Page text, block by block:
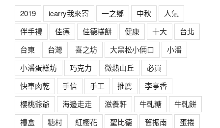
2019 icarry我來寄 一之鄉 中秋
人氣
伴手禮
佳德 佳德糕餅 健康 十大
台北
台東
台灣 喜之坊 大黑松小倆口
小潘
小潘蛋糕坊
巧克力 微熱山丘
必買
快車肉乾
手信 手工 推薦
李亭香
櫻桃爺爺
海邊走走 滋養軒 牛軋糖
牛軋餅
禮盒
糖村 紅櫻花 聖比德 舊振南
蛋捲